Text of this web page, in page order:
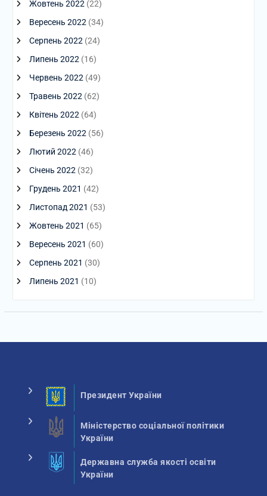
Жовтень 2022 (22)
Вересень 2022 (34)
Серпень 2022 (24)
Липень 2022 (16)
Червень 2022 (49)
Травень 2022 (62)
Квітень 2022 (64)
Березень 2022 (56)
Лютий 2022 (46)
Січень 2022 (32)
Грудень 2021 (42)
Листопад 2021 (53)
Жовтень 2021 (65)
Вересень 2021 (60)
Серпень 2021 (30)
Липень 2021 (10)
Президент України
Міністерство соціальної політики
України
Державна служба якості освіти
України